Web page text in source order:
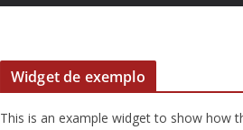
Widget de exemplo
This is an example widget to show how